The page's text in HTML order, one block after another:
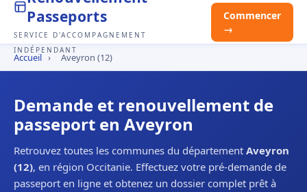
Passeports
SERVICE D'ACCOMPAGNEMENT
INDÉPENDANT
Commencer
→
Accueil › Aveyron (12)
Demande et renouvellement de
passeport en Aveyron
Retrouvez toutes les communes du département Aveyron
(12), en région Occitanie. Effectuez votre pré-demande de
passeport en ligne et obtenez un dossier complet prêt à